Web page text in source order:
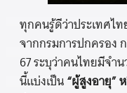
ทุกคนรู้ดีว่าประเทศไท
จากกรมการปกครอง
67 ระบุว่าคนไทยมีจำ
นี้แบ่งเป็น“ผู้สูงอายุ”